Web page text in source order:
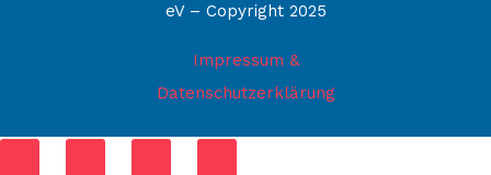
eV – Copyright 2025
Impressum &
Datenschutzerklärung